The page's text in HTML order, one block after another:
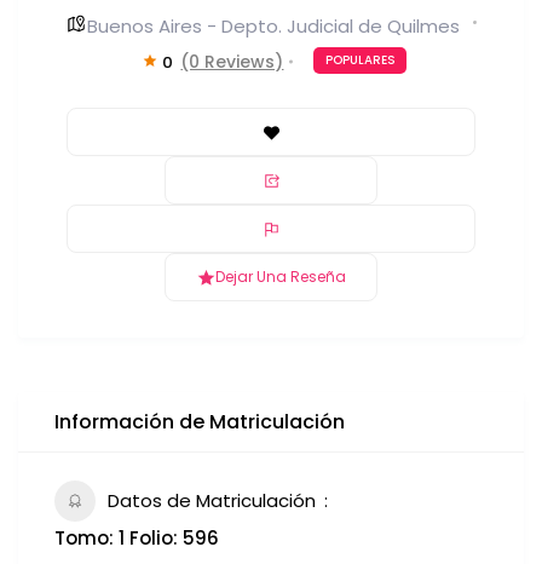
Buenos Aires - Depto. Judicial de Quilmes
0 (0 Reviews) POPULARES
Dejar Una Reseña
Información de Matriculación
Datos de Matriculación
Tomo: 1 Folio: 596